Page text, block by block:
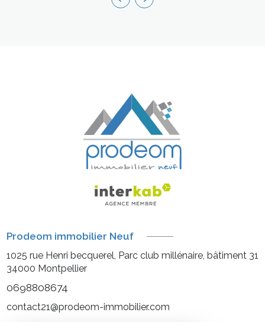
Prodeom immobilier Neuf
1025 rue Henri becquerel, Parc club millénaire, bâtiment 31
34000 Montpellier
0698808674
contact21@prodeom-immobilier.com